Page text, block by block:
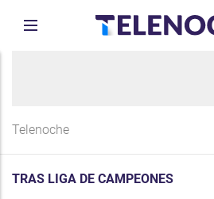
Telenoche
TRAS LIGA DE CAMPEONES